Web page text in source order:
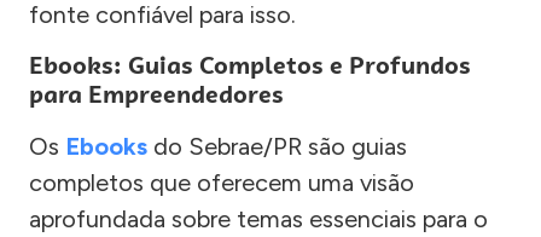
fonte confiável para isso.
Ebooks: Guias Completos e Profundos
para Empreendedores
Os Ebooks do Sebrae/PR são guias
completos que oferecem uma visão
aprofundada sobre temas essenciais para o